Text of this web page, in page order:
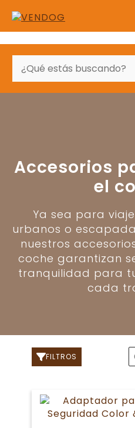
Accesorios
el
Ya sea para
urbanos o
nuestros
coche garantizan
tranquilidad para
cada
FILTROS